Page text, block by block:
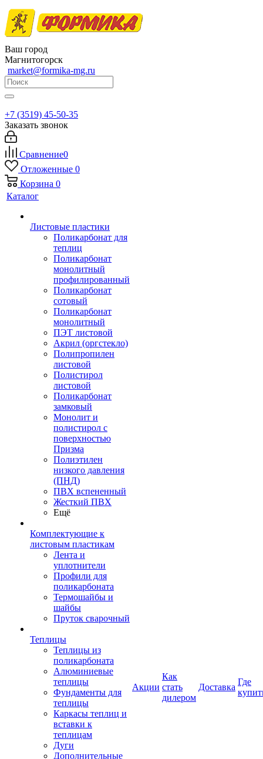
Ваш город
Магнитогорск
market@formika-mg.ru
+7 (3519) 45-50-35
Заказать звонок
Сравнение0
Отложенные 0
Корзина 0
Каталог
Листовые пластики
Поликарбонат для
теплиц
Поликарбонат
монолитный
профилированный
Поликарбонат
сотовый
Поликарбонат
монолитный
ПЭТ листовой
Акрил (оргстекло)
Полипропилен
листовой
Полистирол
листовой
Поликарбонат
замковый
Монолит и
полистирол с
поверхностью
Призма
Полиэтилен
низкого давления
(ПНД)
ПВХ вспененный
Жесткий ПВХ
Ещё
Комплектующие к
листовым пластикам
Лента и
уплотнители
Профили для
поликарбоната
Термошайбы и
шайбы
Пруток сварочный
Теплицы
Теплицы из
поликарбоната
Алюминиевые
теплицы
Фундаменты для
теплицы
Каркасы теплиц и
вставки к
теплицам
Дуги
Дополнительные
Акции
Как
стать
дилером
Доставка
Где